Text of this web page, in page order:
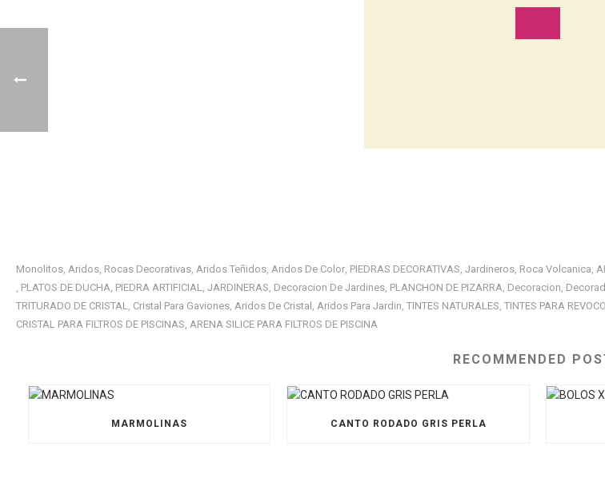
Monolitos, Aridos, Rocas Decorativas, Aridos Teñidos, Aridos De Color, PIEDRAS DECORATIVAS, Jardineros, Roca Volcanica,
, PLATOS DE DUCHA, PIEDRA ARTIFICIAL, JARDINERAS, Decoracion De Jardines, PLANCHON DE PIZARRA, Decoracion,
TRITURADO DE CRISTAL, Cristal Para Gaviones, Aridos De Cristal , Aridos Para Jardin, TINTES NATURALES, TINTES PARA
CRISTAL PARA FILTROS DE PISCINAS, ARENA SILICE PARA FILTROS DE PISCINA
RECOMMENDED
MARMOLINAS CANTO RODADO GRIS PERLA